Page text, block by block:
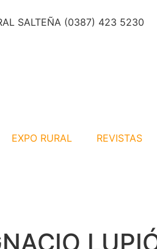
SALTEÑA (0387) 423 5230
EXPO RURAL REVISTAS